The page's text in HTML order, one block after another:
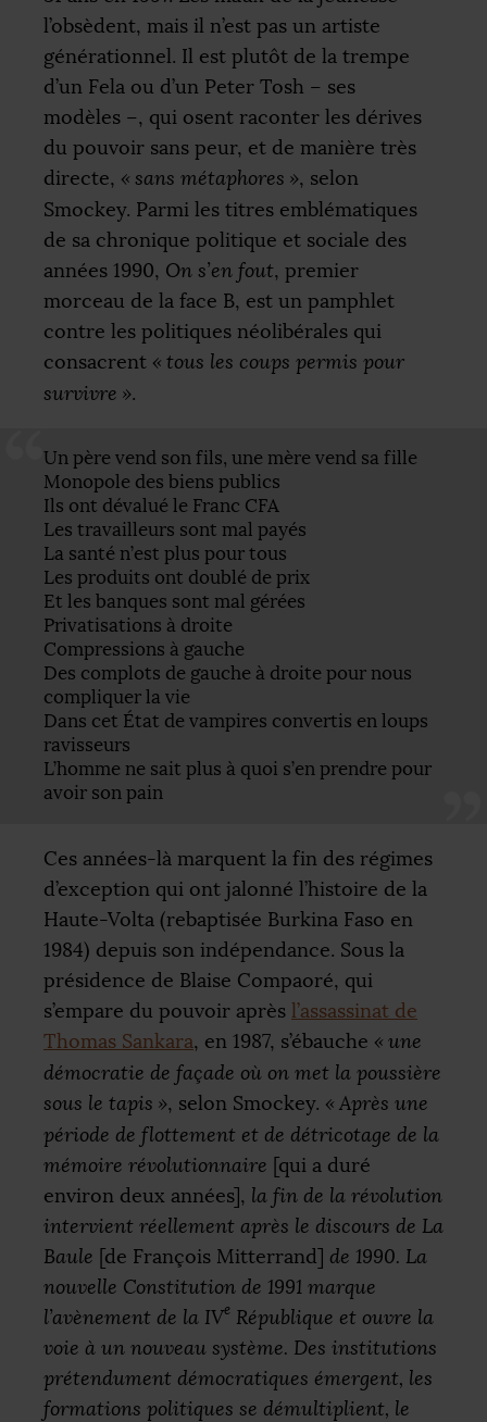
l’obsèdent, mais il n’est pas un artiste
générationnel. Il est plutôt de la trempe
d’un Fela ou d’un Peter Tosh – ses
modèles –, qui osent raconter les dérives
du pouvoir sans peur, et de manière très
directe, « sans métaphores », selon
Smockey. Parmi les titres emblématiques
de sa chronique politique et sociale des
années 1990, On s’en fout, premier
morceau de la face B, est un pamphlet
contre les politiques néolibérales qui
consacrent « tous les coups permis pour
survivre ».
Un père vend son fils, une mère vend sa fille
Monopole des biens publics
Ils ont dévalué le Franc CFA
Les travailleurs sont mal payés
La santé n’est plus pour tous
Les produits ont doublé de prix
Et les banques sont mal gérées
Privatisations à droite
Compressions à gauche
Des complots de gauche à droite pour nous
compliquer la vie
Dans cet État de vampires convertis en loups
ravisseurs
L’homme ne sait plus à quoi s’en prendre pour
avoir son pain
Ces années-là marquent la fin des régimes
d’exception qui ont jalonné l’histoire de la
Haute-Volta (rebaptisée Burkina Faso en
1984) depuis son indépendance. Sous la
présidence de Blaise Compaoré, qui
s’empare du pouvoir après l’assassinat de
Thomas Sankara, en 1987, s’ébauche « une
démocratie de façade où on met la poussière
sous le tapis », selon Smockey. « Après une
période de flottement et de détricotage de la
mémoire révolutionnaire [qui a duré
environ deux années], la fin de la révolution
intervient réellement après le discours de La
Baule [de François Mitterrand] de 1990. La
nouvelle Constitution de 1991 marque
l’avènement de la IVe République et ouvre la
voie à un nouveau système. Des institutions
prétendument démocratiques émergent, les
formations politiques se démultiplient, le